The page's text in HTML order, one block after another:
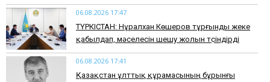
06.08.2026 17:47
ТҮРКІСТАН: Нұралхан Көшеров тұрғынды жеке
қабылдап, мәселесін шешу жолын түсіндірді
06.08.2026 17:41
Қазақстан ұлттық құрамасының бұрынғы